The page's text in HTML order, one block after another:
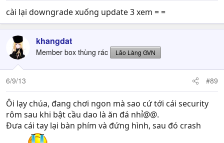
cài lại downgrade xuống update 3 xem = =
khangdat
Member box thùng rác Lão Làng GVN
6/9/13 #89
Ôi lạy chúa, đang chơi ngon mà sao cứ tới cái security
rôm sau khi bật cầu dao là ăn đá nhỉ@@.
Đưa cái tay lại bàn phím và đứng hình, sau đó crash